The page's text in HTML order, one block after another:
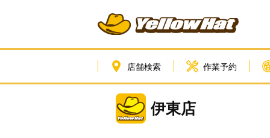
店舗検索 作業予約
伊東店